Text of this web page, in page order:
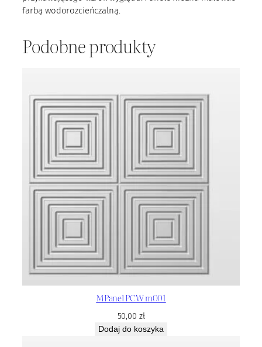
farbą wodorozcieńczalną.
Podobne produkty
MPanel PCW m001
50,00 zł
Dodaj do koszyka